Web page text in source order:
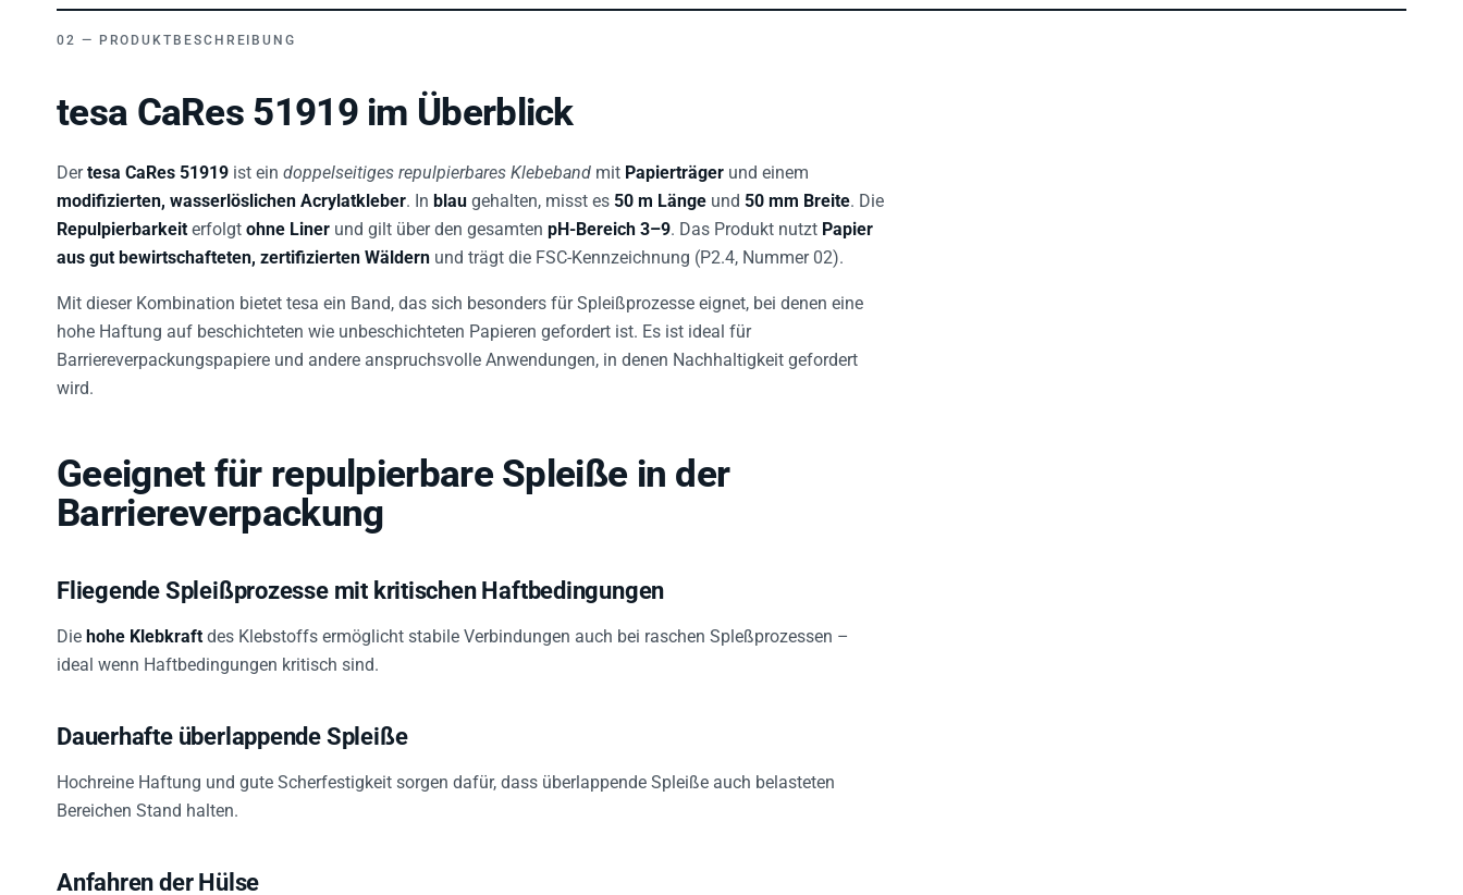
PRODUKTBESCHREIBUNG
tesa CaRes 51919 im Überblick
Dertesa CaRes 51919 ist ein doppelseitiges repulpierbares Klebeband mit Papierträger und einem
modifizierten, wasserlöslichen Acrylatkleber . In blau gehalten, misst es 50 m Länge und 50 mm Breite . Die
Repulpierbarkeit erfolgt ohne Liner und gilt über den gesamten pH-Bereich 3–9 . Das Produkt nutzt Papier
aus gut bewirtschafteten, zertifizierten Wäldern und trägt die FSC-Kennzeichnung (P2.4, Nummer 02).
Mit dieser Kombination bietet tesa ein Band, das sich besonders für Spleißprozesse eignet, bei denen eine
hohe Haftung auf beschichteten wie unbeschichteten Papieren gefordert ist. Es ist ideal für
Barriereverpackungspapiere und andere anspruchsvolle Anwendungen, in denen Nachhaltigkeit gefordert
wird.
Geeignet für repulpierbare Spleiße in der
Barriereverpackung
Fliegende Spleißprozesse mit kritischen Haftbedingungen
Die hohe Klebkraft des Klebstoffs ermöglicht stabile Verbindungen auch bei raschen Spleßprozessen –
ideal wenn Haftbedingungen kritisch sind.
Dauerhafte überlappende Spleiße
Hochreine Haftung und gute Scherfestigkeit sorgen dafür, dass überlappende Spleiße auch belasteten
Bereichen Stand halten.
Anfahren der Hülse